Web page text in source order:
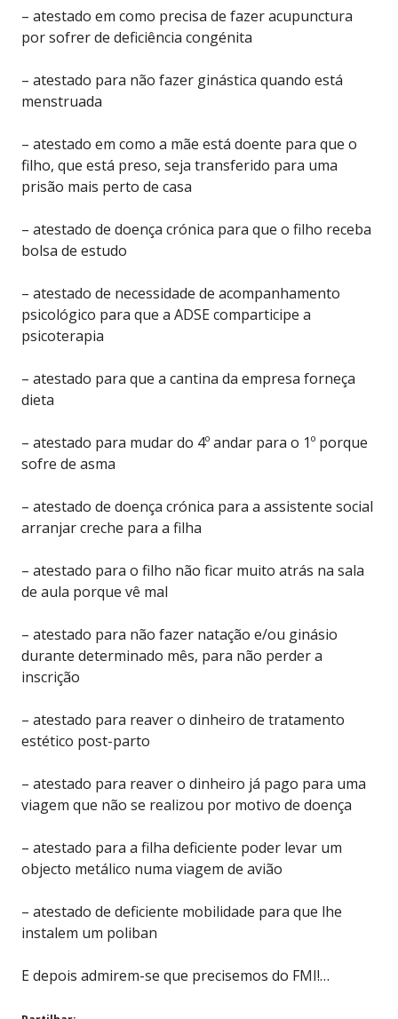
– atestado em como precisa de fazer acupunctura
por sofrer de deficiência congénita
– atestado para não fazer ginástica quando está
menstruada
– atestado em como a mãe está doente para que o
filho, que está preso, seja transferido para uma
prisão mais perto de casa
– atestado de doença crónica para que o filho receba
bolsa de estudo
– atestado de necessidade de acompanhamento
psicológico para que a ADSE comparticipe a
psicoterapia
– atestado para que a cantina da empresa forneça
dieta
– atestado para mudar do 4º andar para o 1º porque
sofre de asma
– atestado de doença crónica para a assistente social
arranjar creche para a filha
– atestado para o filho não ficar muito atrás na sala
de aula porque vê mal
– atestado para não fazer natação e/ou ginásio
durante determinado mês, para não perder a
inscrição
– atestado para reaver o dinheiro de tratamento
estético post-parto
– atestado para reaver o dinheiro já pago para uma
viagem que não se realizou por motivo de doença
– atestado para a filha deficiente poder levar um
objecto metálico numa viagem de avião
– atestado de deficiente mobilidade para que lhe
instalem um poliban
E depois admirem-se que precisemos do FMI!…